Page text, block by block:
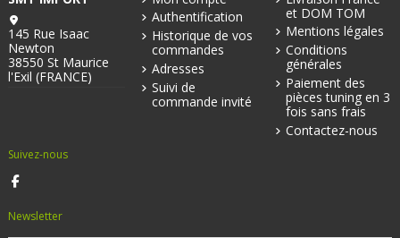
145 Rue Isaac
Newton
38550 St Maurice
l'Exil (FRANCE)
Authentification
Historique de vos
commandes
Adresses
Suivi de
commande invité
et DOM TOM
Mentions légales
Conditions
générales
Paiement des
pièces tuning en 3
fois sans frais
Contactez-nous
Suivez-nous
Newsletter